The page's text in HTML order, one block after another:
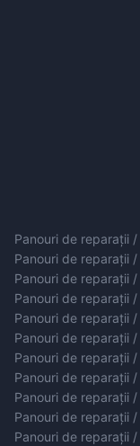
Panouri de reparații
Panouri de reparații
Panouri de reparații /
Panouri de reparații
Panouri de reparații /
Panouri de reparații
Panouri de reparații
Panouri de reparații
Panouri de reparații
Panouri de reparații
Panouri de reparații